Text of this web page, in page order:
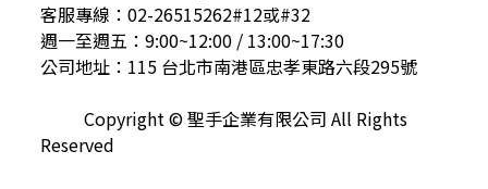
客服專線：02-26515262#12或#32
週一至週五：9:00~12:00 / 13:00~17:30
公司地址：115 台北市南港區忠孝東路六段295號
Copyright © 聖手企業有限公司 All Rights
Reserved